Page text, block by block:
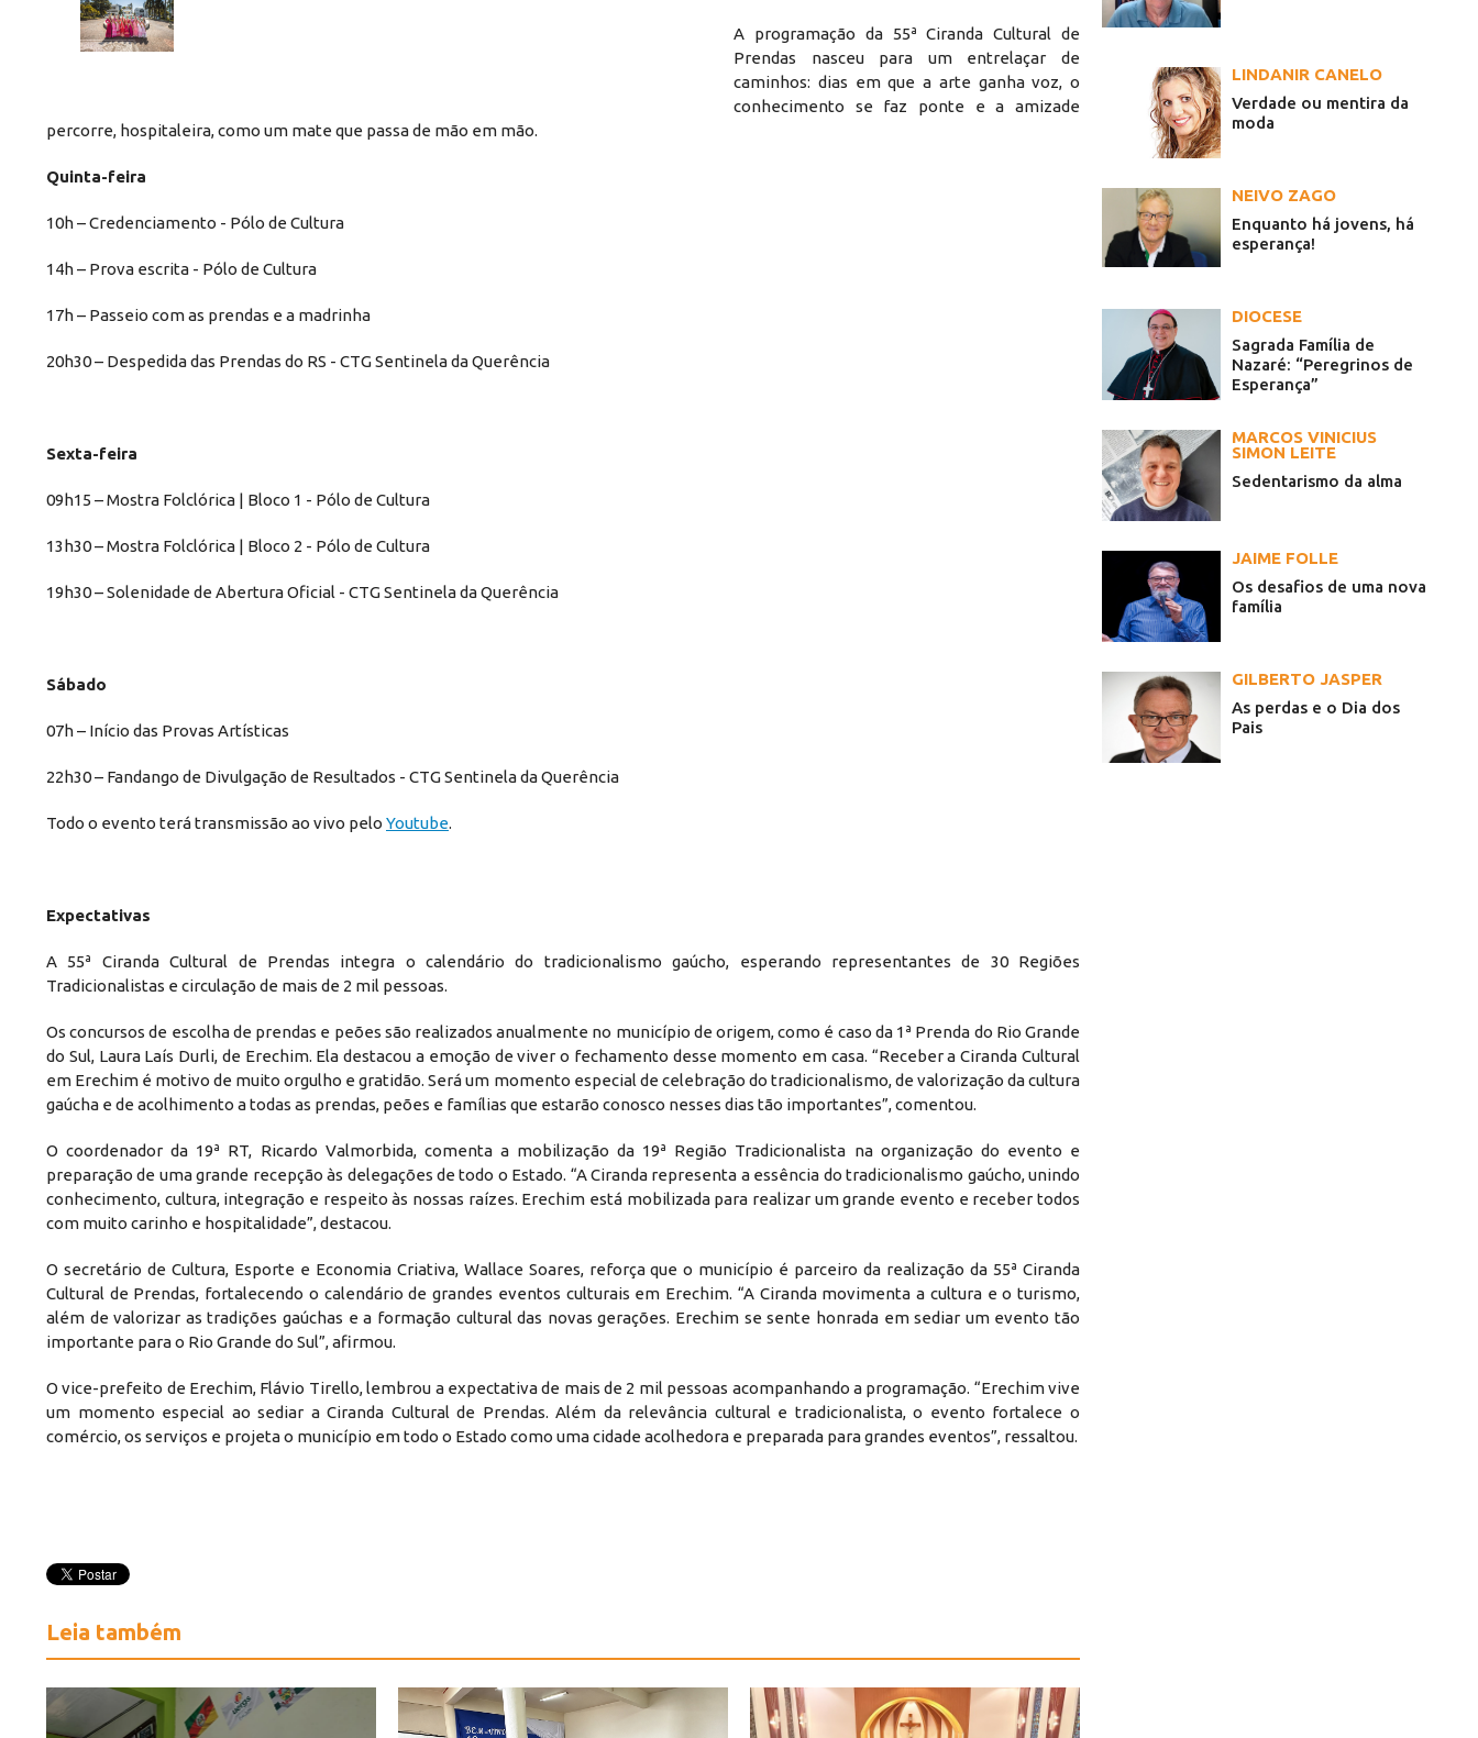
A programação da 55ª Ciranda Cultural de
Prendas nasceu para um entrelaçar de
caminhos: dias em que a arte ganha voz, o
conhecimento se faz ponte e a amizade
percorre, hospitaleira, como um mate que passa de mão em mão.
Quinta-feira
10h – Credenciamento - Pólo de Cultura
14h – Prova escrita - Pólo de Cultura
17h – Passeio com as prendas e a madrinha
20h30 – Despedida das Prendas do RS - CTG Sentinela da Querência
Sexta-feira
09h15 – Mostra Folclórica | Bloco 1 - Pólo de Cultura
13h30 – Mostra Folclórica | Bloco 2 - Pólo de Cultura
19h30 – Solenidade de Abertura Oficial - CTG Sentinela da Querência
Sábado
07h – Início das Provas Artísticas
22h30 – Fandango de Divulgação de Resultados - CTG Sentinela da Querência
Todo o evento terá transmissão ao vivo pelo Youtube.
Expectativas
A 55ª Ciranda Cultural de Prendas integra o calendário do tradicionalismo gaúcho, esperando representantes de 30 Regiões
Tradicionalistas e circulação de mais de 2 mil pessoas.
Os concursos de escolha de prendas e peões são realizados anualmente no município de origem, como é caso da 1ª Prenda do Rio Grande
do Sul, Laura Laís Durli, de Erechim. Ela destacou a emoção de viver o fechamento desse momento em casa. “Receber a Ciranda Cultural
em Erechim é motivo de muito orgulho e gratidão. Será um momento especial de celebração do tradicionalismo, de valorização da cultura
gaúcha e de acolhimento a todas as prendas, peões e famílias que estarão conosco nesses dias tão importantes”, comentou.
O coordenador da 19ª RT, Ricardo Valmorbida, comenta a mobilização da 19ª Região Tradicionalista na organização do evento e
preparação de uma grande recepção às delegações de todo o Estado. “A Ciranda representa a essência do tradicionalismo gaúcho, unindo
conhecimento, cultura, integração e respeito às nossas raízes. Erechim está mobilizada para realizar um grande evento e receber todos
com muito carinho e hospitalidade”, destacou.
O secretário de Cultura, Esporte e Economia Criativa, Wallace Soares, reforça que o município é parceiro da realização da 55ª Ciranda
Cultural de Prendas, fortalecendo o calendário de grandes eventos culturais em Erechim. “A Ciranda movimenta a cultura e o turismo,
além de valorizar as tradições gaúchas e a formação cultural das novas gerações. Erechim se sente honrada em sediar um evento tão
importante para o Rio Grande do Sul”, afirmou.
O vice-prefeito de Erechim, Flávio Tirello, lembrou a expectativa de mais de 2 mil pessoas acompanhando a programação. “Erechim vive
um momento especial ao sediar a Ciranda Cultural de Prendas. Além da relevância cultural e tradicionalista, o evento fortalece o
comércio, os serviços e projeta o município em todo o Estado como uma cidade acolhedora e preparada para grandes eventos”, ressaltou.
Leia também
LINDANIR CANELO
Verdade ou mentira da
moda
NEIVO ZAGO
Enquanto há jovens, há
esperança!
DIOCESE
Sagrada Família de
Nazaré: “Peregrinos de
Esperança”
MARCOS VINICIUS
SIMON LEITE
Sedentarismo da alma
JAIME FOLLE
Os desafios de uma nova
família
GILBERTO JASPER
As perdas e o Dia dos
Pais